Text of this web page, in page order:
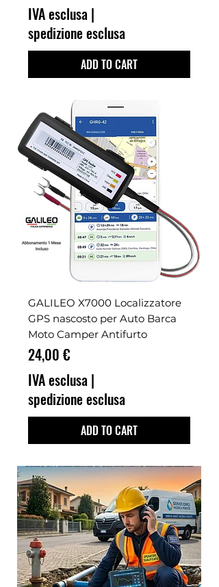
IVA esclusa |
spedizione esclusa
ADD TO CART
GALILEO X7000 Localizzatore
GPS nascosto per Auto Barca
Moto Camper Antifurto
Prezzo
24,00 €
IVA esclusa |
spedizione esclusa
ADD TO CART